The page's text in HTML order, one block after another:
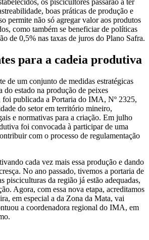
os piscicultores passarão a ter
boas práticas de produção e
permite não só agregar valor aos produtos
como também se beneficiar de políticas
de 0,5% nas taxas de juros do Plano Safra.
para a cadeia produtiva
de um conjunto de medidas estratégicas
do estado na produção de peixes
foi publicada a Portaria do IMA, Nº 2325,
do setor em território mineiro,
e normativas para a criação. Em julho
foi convocada à participar de uma
com o processo de regulamentação
cada vez mais essa produção e dando
No ano passado, tivemos a portaria de
pisciculturas da região já estão adequadas,
Agora, com essa nova etapa, acreditamos
em especial a da Zona da Mata, vai
a coordenadora regional do IMA, em